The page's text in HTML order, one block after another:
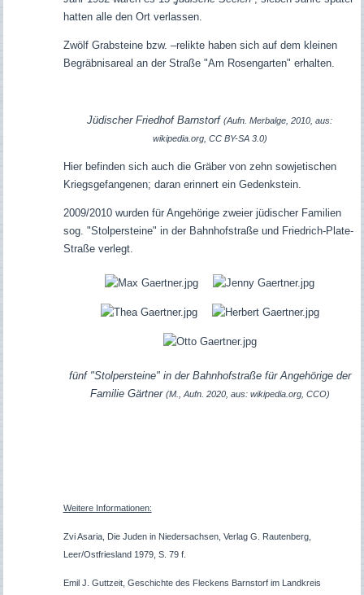
hatten alle den Ort verlassen.
Zwölf Grabsteine bzw. –relikte haben sich auf dem kleinen
Begräbnisareal an der Straße "Am Rosengarten" erhalten.
Jüdischer Friedhof Barnstorf(Aufn. Merbalge, 2010, aus:
wikipedia.org, CC BY-SA 3.0)
Hier befinden sich auch die Gräber von zehn sowjetischen
Kriegsgefangenen; daran erinnert ein Gedenkstein.
2009/2010 wurden für Angehörige zweier jüdischer Familien
sog. "Stolpersteine" in der Bahnhofstraße und Friedrich-Plate-
Straße verlegt.
fünf "Stolpersteine" in der Bahnhofstraße für Angehörige der
Familie Gärtner (M., Aufn. 2020, aus: wikipedia.org, CCO)
Weitere Informationen:
Zvi Asaria, Die Juden in Niedersachsen, Verlag G. Rautenberg,
Leer/Ostfriesland 1979, S. 79 f.
Emil J. Guttzeit, Geschichte des Fleckens Barnstorf im Landkreis